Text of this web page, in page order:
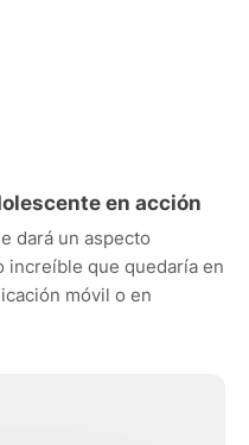
en acción
dará un aspecto
increíble que quedaría en
móvil o en